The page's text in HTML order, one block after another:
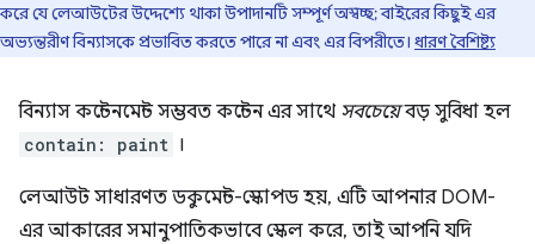
করে যে লেআউটের উদ্দেশ্যে থাকা উপাদানটি সম্পূর্ণ অস্বচ্ছ; বাইরের কিছুই এর
অভ্যন্তরীণ বিন্যাসকে প্রভাবিত করতে পারে না এবং এর বিপরীতে। ধারণ বৈশিষ্ট্য
বিন্যাস কন্টেনমেন্ট সম্ভবত কন্টেন এর সাথে সবচেয়েবড় সুবিধা হল
contain: paint ।
লেআউট সাধারণত ডকুমেন্ট-স্কোপড হয়, এটি আপনার DOM-
এর আকারের সমানুপাতিকভাবে স্কেল করে, তাই আপনি যদি